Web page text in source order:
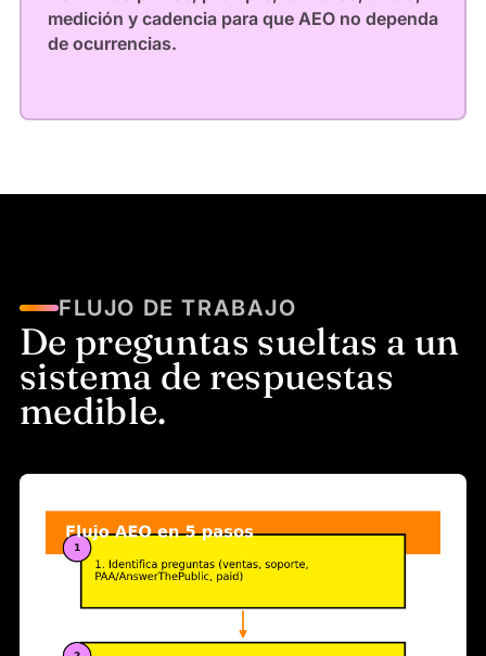
medición y cadencia para que AEO no dependa
de ocurrencias.
FLUJO DE TRABAJO
De preguntas sueltas a un
sistema de respuestas
medible.